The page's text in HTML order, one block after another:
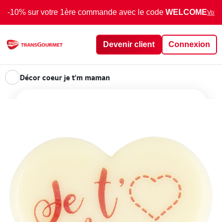
-10% sur votre 1ère commande avec le code WELCOMEVoir
Devenir client Connexion
Décor coeur je t'm maman